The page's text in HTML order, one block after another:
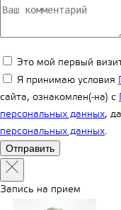
Это мой первый
Я принимаю условия
сайта, ознакомлен(-на) с
персональных данных,
персональных данных.
Запись на прием